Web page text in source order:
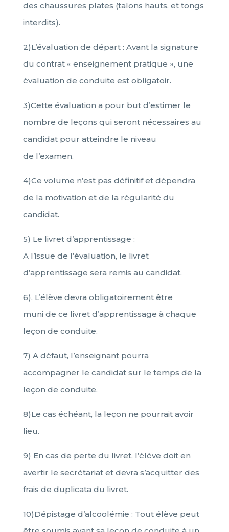
des chaussures plates (talons hauts, et tongs
interdits).
2)L’évaluation de départ : Avant la signature
du contrat « enseignement pratique », une
évaluation de conduite est obligatoir.
3)Cette évaluation a pour but d’estimer le
nombre de leçons qui seront nécessaires au
candidat pour atteindre le niveau
de l’examen.
4)Ce volume n’est pas définitif et dépendra
de la motivation et de la régularité du
candidat.
5) Le livret d’apprentissage :
A l’issue de l’évaluation, le livret
d’apprentissage sera remis au candidat.
6). L’élève devra obligatoirement être
muni de ce livret d’apprentissage à chaque
leçon de conduite.
7) A défaut, l’enseignant pourra
accompagner le candidat sur le temps de la
leçon de conduite.
8)Le cas échéant, la leçon ne pourrait avoir
lieu.
9) En cas de perte du livret, l’élève doit en
avertir le secrétariat et devra s’acquitter des
frais de duplicata du livret.
10)Dépistage d’alcoolémie : Tout élève peut